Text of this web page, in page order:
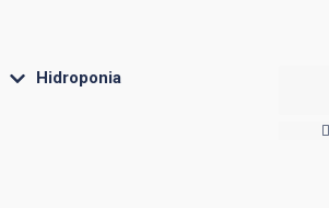
Hidroponia